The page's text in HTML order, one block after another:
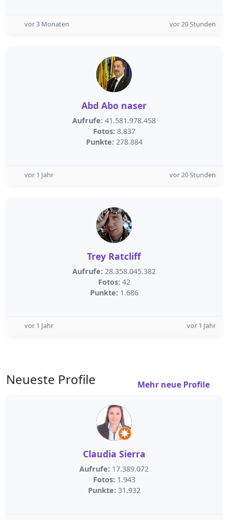
vor 3 Monaten vor 20 Stunden
Abd Abo naser
Aufrufe: 41.581.978.458
Fotos: 8.837
Punkte: 278.884
vor 1 Jahr vor 20 Stunden
Trey Ratcliff
Aufrufe: 28.358.045.382
Fotos: 42
Punkte: 1.686
vor 1 Jahr vor 1 Jahr
Neueste Profile Mehr neue Profile
Claudia Sierra
Aufrufe: 17.389.072
Fotos: 1.943
Punkte: 31.932